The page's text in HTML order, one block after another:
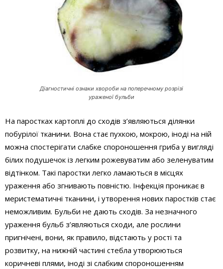
Діагностичні ознаки хвороби на поперечному розрізі
ураженої бульби
На паростках картоплі до сходів з’являються ділянки
побурілої тканини. Вона стає пухкою, мокрою, іноді на ній
можна спостерігати слабке спороношення гриба у вигляді
білих подушечок із легким рожевуватим або зеленуватим
відтінком. Такі паростки легко ламаються в місцях
ураження або згнивають повністю. Інфекція проникає в
меристематичні тканини, і утворення нових паростків стає
неможливим. Бульби не дають сходів. За незначного
ураження бульб з’являються сходи, але рослини
пригнічені, вони, як правило, відстають у рості та
розвитку, на нижній частині стебла утворюються
коричневі плями, іноді зі слабким спороношенням